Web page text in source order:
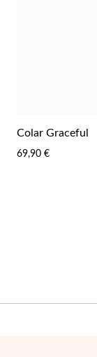
Colar Graceful
69,90 €